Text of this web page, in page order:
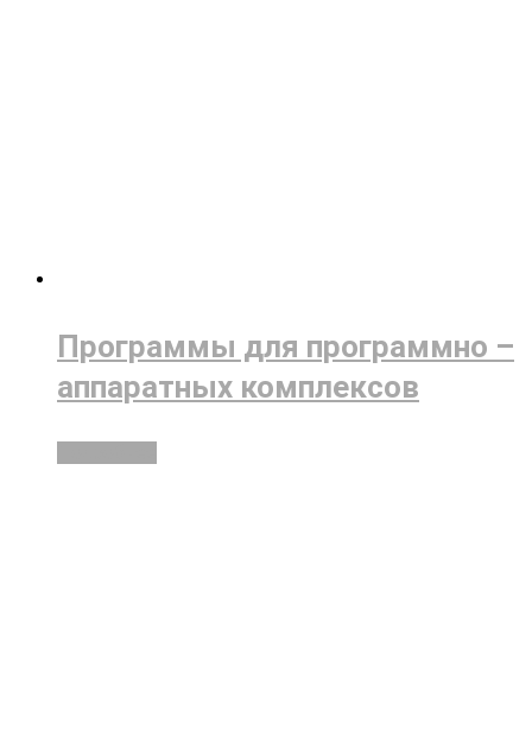
Программы для программно –
аппаратных комплексов